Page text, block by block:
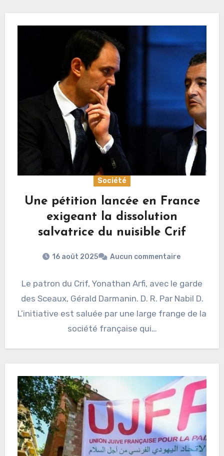
Société
Une pétition lancée en France
exigeant la dissolution
salvatrice du nuisible Crif
16 août 2025 Aucun commentaire
Le patron du Crif, Yonathan Arfi, avec le garde
des Sceaux, Gérald Darmanin. D. R. Par Nabil D.
L’initiative est saluée par une large frange de la
société française qui…